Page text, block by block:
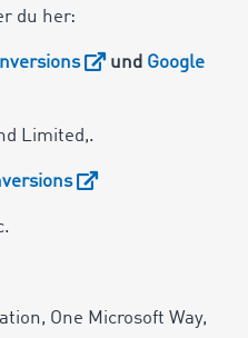
du her:
und Google
Limited,.
One Microsoft Way,